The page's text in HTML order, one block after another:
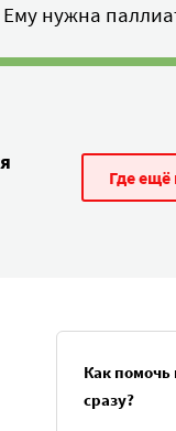
нужна
Где
Как
сразу?